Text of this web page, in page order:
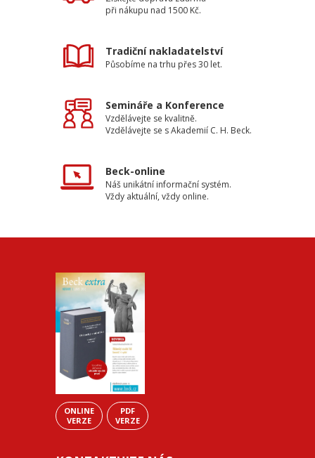
při nákupu nad 1500 Kč.
Tradiční nakladatelství
Působíme na trhu přes 30 let.
Semináře a Konference
Vzdělávejte se kvalitně.
Vzdělávejte se s Akademií C. H. Beck.
Beck-online
Náš unikátní informační systém.
Vždy aktuální, vždy online.
ONLINE
VERZE
PDF
VERZE